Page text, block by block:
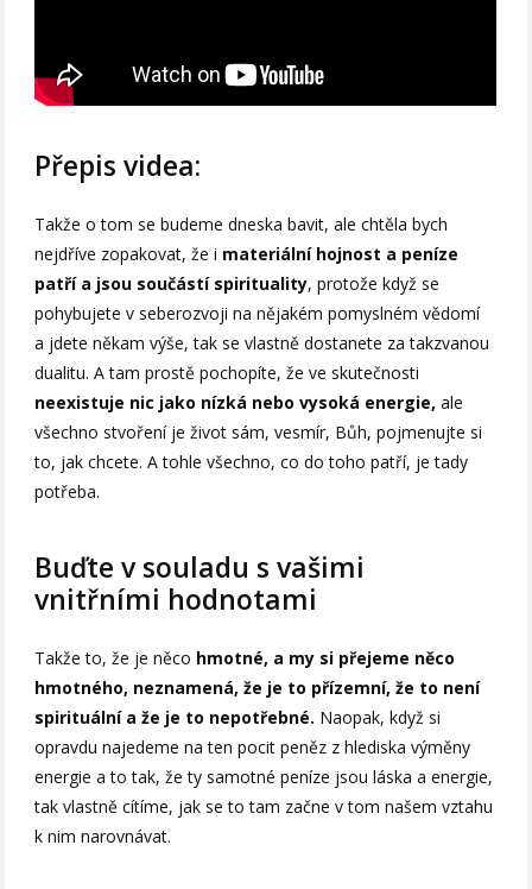
Přepis videa:
Takže o tom se budeme dneska bavit, ale chtěla bych
nejdříve zopakovat, že i materiální hojnost a peníze
patří a jsou součástí spirituality, protože když se
pohybujete v seberozvoji na nějakém pomyslném vědomí
a jdete někam výše, tak se vlastně dostanete za takzvanou
dualitu. A tam prostě pochopíte, že ve skutečnosti
neexistuje nic jako nízká nebo vysoká energie, ale
všechno stvoření je život sám, vesmír, Bůh, pojmenujte si
to, jak chcete. A tohle všechno, co do toho patří, je tady
potřeba.
Buďte v souladu s vašimi
vnitřními hodnotami
Takže to, že je něco hmotné, ​​​​a my si přejeme něco
hmotného, neznamená, že je to přízemní, že to není
spirituální a že je to nepotřebné. Naopak, když si
opravdu najedeme na ten pocit peněz z hlediska výměny
energie a to tak, že ty samotné peníze jsou láska a energie,
tak vlastně cítíme, jak se to tam začne v tom našem vztahu
k nim narovnávat.